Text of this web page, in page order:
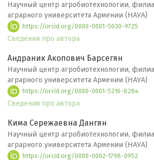
Научный центр агробиотехнологии,
аграрного университета Армении (НАУА)
https://orcid.org/0000-0001-5030-9725
Сведения про автора
Андраник Акопович Барсегян
Научный центр агробиотехнологии,
аграрного университета Армении (НАУА)
https://orcid.org/0000-0001-5216-8284
Сведения про автора
Кима Сережаевна Дангян
Научный центр агробиотехнологии,
аграрного университета Армении (НАУА)
https://orcid.org/0000-0002-1798-0952